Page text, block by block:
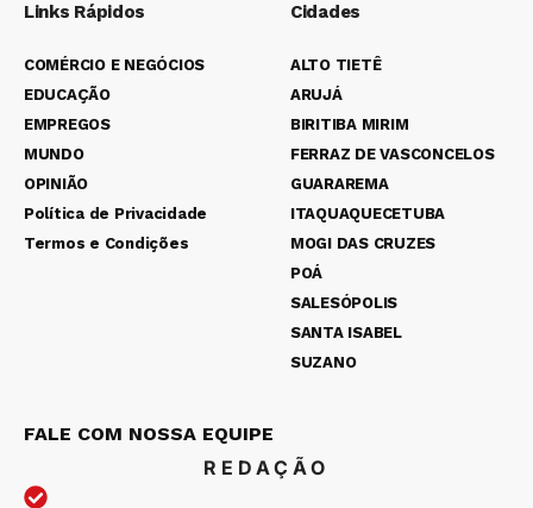
Links Rápidos
COMÉRCIO E NEGÓCIOS
EDUCAÇÃO
EMPREGOS
MUNDO
OPINIÃO
Política de Privacidade
Termos e Condições
Cidades
ALTO TIETÊ
ARUJÁ
BIRITIBA MIRIM
FERRAZ DE VASCONCELOS
GUARAREMA
ITAQUAQUECETUBA
MOGI DAS CRUZES
POÁ
SALESÓPOLIS
SANTA ISABEL
SUZANO
FALE COM NOSSA EQUIPE
REDAÇÃO